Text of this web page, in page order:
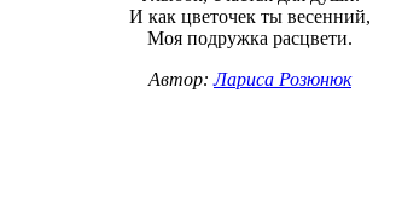
И как цветочек ты весенний,
Моя подружка расцвети.
Автор:Лариса Розюнюк